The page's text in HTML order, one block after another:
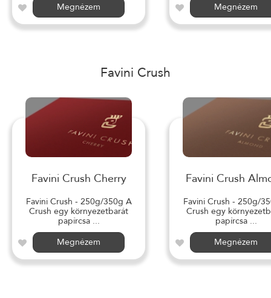
Megnézem
Megnézem
Favini Crush
Favini Crush Cherry
Favini Crush - 250g/350g A
Crush egy környezetbarát
papírcsa ...
Megnézem
Favini Crush
Favini Crush - 250g/
Crush egy
papírcsa ...
Megnézem